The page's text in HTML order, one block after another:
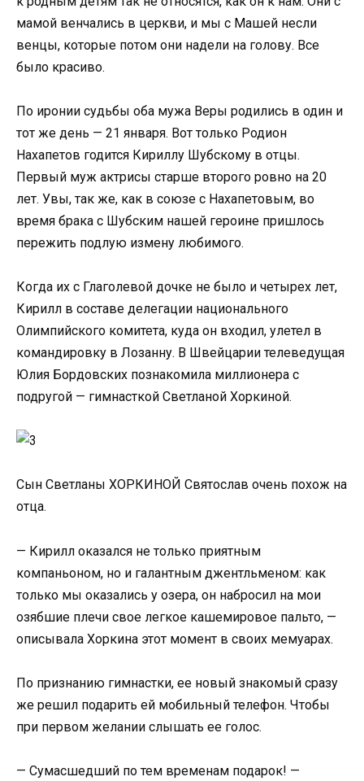
мамой венчались в церкви, и мы с Машей несли
венцы, которые потом они надели на голову. Все
было красиво.
По иронии судьбы оба мужа Веры родились в один и
тот же день — 21 января. Вот только Родион
Нахапетов годится Кириллу Шубскому в отцы.
Первый муж актрисы старше второго ровно на 20
лет. Увы, так же, как в союзе с Нахапетовым, во
время брака с Шубским нашей героине пришлось
пережить подлую измену любимого.
Когда их с Глаголевой дочке не было и четырех лет,
Кирилл в составе делегации национального
Олимпийского комитета, куда он входил, улетел в
командировку в Лозанну. В Швейцарии телеведущая
Юлия Бордовских познакомила миллионера с
подругой — гимнасткой Светланой Хоркиной.
Сын Светланы ХОРКИНОЙ Святослав очень похож на
отца.
— Кирилл оказался не только приятным
компаньоном, но и галантным джентльменом: как
только мы оказались у озера, он набросил на мои
озябшие плечи свое легкое кашемировое пальто, —
описывала Хоркина этот момент в своих мемуарах.
По признанию гимнастки, ее новый знакомый сразу
же решил подарить ей мобильный телефон. Чтобы
при первом желании слышать ее голос.
— Сумасшедший по тем временам подарок! —